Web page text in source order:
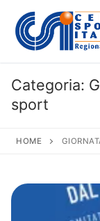
contenuto
Categoria:
sport
HOME